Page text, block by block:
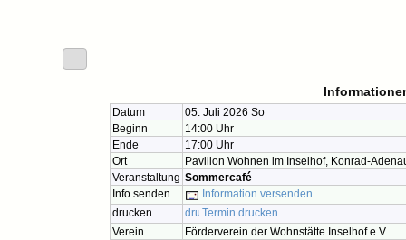
Datum
05. Juli 2026 So
Beginn
14:00 Uhr
Ende
17:00 Uhr
Ort
Pavillon Wohnen im Inselhof, Konrad-
Veranstaltung Sommercafé
Info senden
Information versenden
drucken
Termin drucken
Verein
Förderverein der Wohnstätte Inselhof e.V.